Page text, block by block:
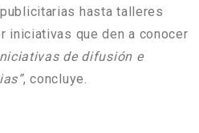
hasta talleres
iniciativas que den a conocer
de difusión e
, concluye.